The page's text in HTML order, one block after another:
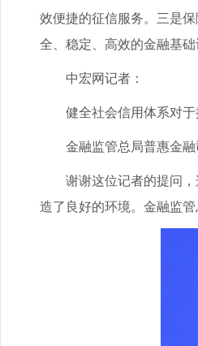
效便捷的征信服务。三是
全、稳定、高效的金融基础
中宏网记者：
健全社会信用体系对于
金融监管总局普惠金融
谢谢这位记者的提问，
造了良好的环境。金融监